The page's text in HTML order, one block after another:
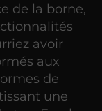
de la borne,
avoir
aux
de
une